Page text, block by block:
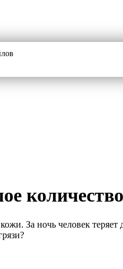
За ночь человек